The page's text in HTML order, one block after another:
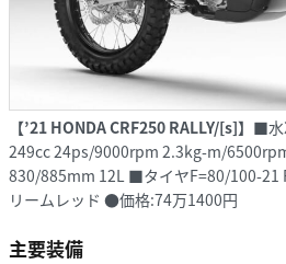
【’21 HONDA CRF250 RALLY/[s]】 ■水
249cc 24ps/9000rpm 2.3kg-m/
830/885mm 12L ■タイヤF=80/100-21
リームレッド ●価格:74万1400円
主要装備